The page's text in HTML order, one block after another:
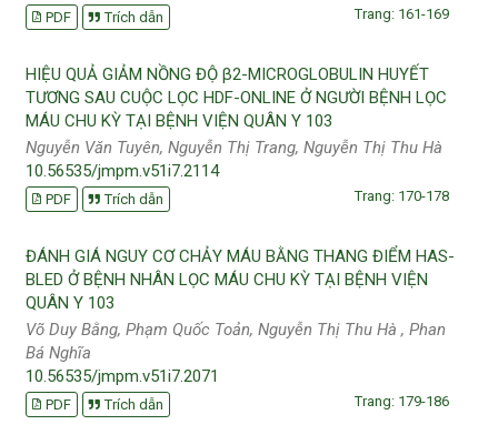
PDF Trích dẫn Trang: 161-169
HIỆU QUẢ GIẢM NỒNG ĐỘ β2-MICROGLOBULIN HUYẾT
TƯƠNG SAU CUỘC LỌC HDF-ONLINE Ở NGƯỜI BỆNH LỌC
MÁU CHU KỲ TẠI BỆNH VIỆN QUÂN Y 103
Nguyễn Văn Tuyên, Nguyễn Thị Trang, Nguyễn Thị Thu Hà
10.56535/jmpm.v51i7.2114
PDF Trích dẫn Trang: 170-178
ĐÁNH GIÁ NGUY CƠ CHẢY MÁU BẰNG THANG ĐIỂM HAS-
BLED Ở BỆNH NHÂN LỌC MÁU CHU KỲ TẠI BỆNH VIỆN
QUÂN Y 103
Võ Duy Bằng, Phạm Quốc Toản, Nguyễn Thị Thu Hà , Phan
Bá Nghĩa
10.56535/jmpm.v51i7.2071
PDF Trích dẫn Trang: 179-186